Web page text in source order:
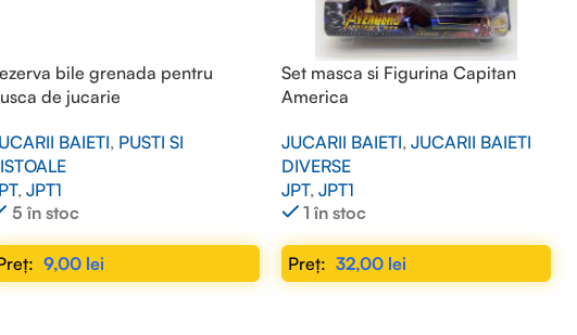
bile grenada pentru
de jucarie
BAIETI, PUSTI SI
, JPT1
5 în stoc
9,00 lei
Set masca si Figurina Capitan
America
JUCARII BAIETI, JUCARII BAIETI
DIVERSE
JPT, JPT1
1 în stoc
32,00 lei